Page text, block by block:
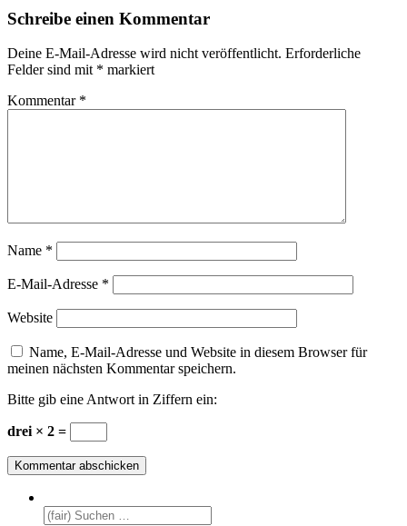
Schreibe einen Kommentar
Deine E-Mail-Adresse wird nicht veröffentlicht. Erforderliche
Felder sind mit * markiert
Kommentar *
Name *
E-Mail-Adresse *
Website
Name, E-Mail-Adresse und Website in diesem Browser für
meinen nächsten Kommentar speichern.
Bitte gib eine Antwort in Ziffern ein:
drei × 2 =